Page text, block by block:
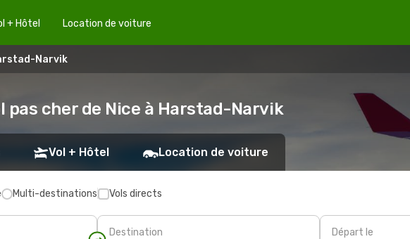
+ Hôtel Location de voiture
Narvik
pas cher de Nice à Harstad-Narvik
Vol + Hôtel Location de voiture
Multi-destinations Vols directs
Destination Départ le